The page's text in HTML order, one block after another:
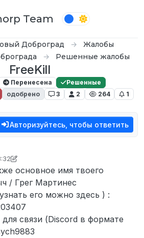
Team
Доброград
Жалобы
Решенные жалобы
FreeKill
Перенесена
Решенные
одобрено 3 2 264 1
Авторизуйтесь, чтобы ответить
miro
основное имя твоего
/ Грег Мартинес
его можно здесь ) :
связи (Discord в формате